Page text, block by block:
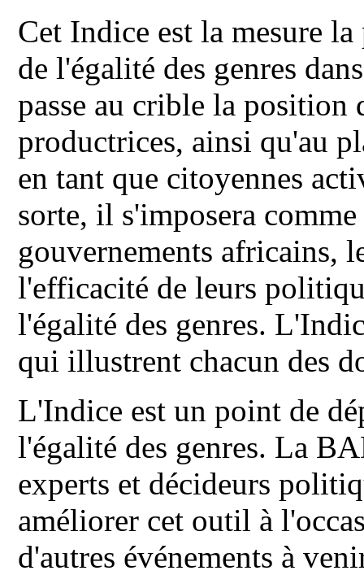
Cet Indice est la mesure
de l'égalité des genres
passe au crible la position
productrices, ainsi qu'au
en tant que citoyennes
sorte, il s'imposera
gouvernements africains,
l'efficacité de leurs
l'égalité des genres.
qui illustrent chacun des
L'Indice est un point de
l'égalité des genres. La
experts et décideurs
améliorer cet outil à
d'autres événements à